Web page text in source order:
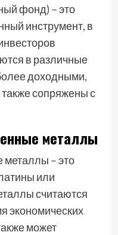
фонд) – это
инструмент, в
в различные
доходными,
сопряжены с
металлы
металлы – это
или
считаются
экономических
может